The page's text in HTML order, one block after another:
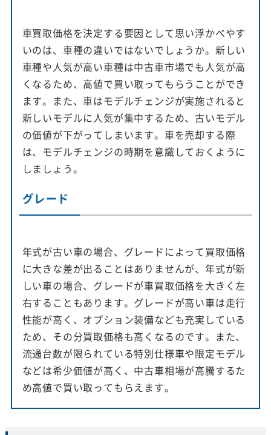
車買取価格を決定する要因として思い浮かべやす
いのは、車種の違いではないでしょうか。新しい
車種や人気が高い車種は中古車市場でも人気が高
くなるため、高値で買い取ってもらうことができ
ます。また、車はモデルチェンジが実施されると
新しいモデルに人気が集中するため、古いモデル
の価値が下がってしまいます。車を売却する際
は、モデルチェンジの時期を意識しておくように
しましょう。
グレード
年式が古い車の場合、グレードによって買取価格
に大きな差が出ることはありませんが、年式が新
しい車の場合、グレードが車買取価格を大きく左
右することもあります。グレードが高い車は走行
性能が高く、オプション装備なども充実している
ため、その分買取価格も高くなるのです。また、
流通台数が限られている特別仕様車や限定モデル
などは希少価値が高く、中古車相場が高騰するた
め高値で買い取ってもらえます。